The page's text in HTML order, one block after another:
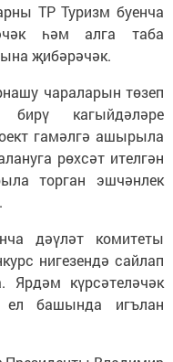
ТР Туризм буенча
һәм алга таба
җибәрәчәк.
чараларын төзеп
кагыйдәләре
гамәлгә ашырыла
рөхсәт ителгән
торган эшчәнлек
дәүләт комитеты
нигезендә сайлап
Ярдәм күрсәтеләчәк
ел башында игълан